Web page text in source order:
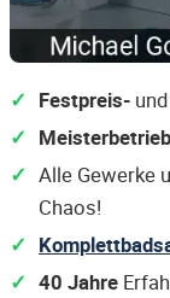
Festpreis- und
Meisterbetrieb
Alle Gewerke
Chaos!
40 Jahre